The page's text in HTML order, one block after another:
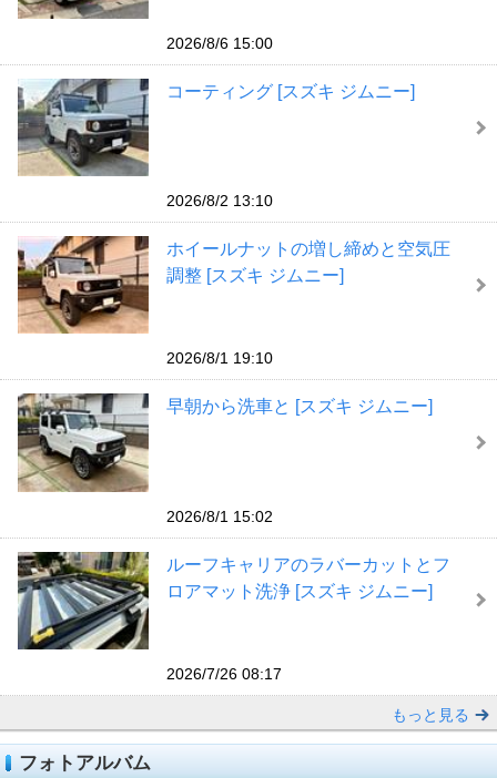
2026/8/6 15:00
コーティング [スズキ ジムニー]
2026/8/2 13:10
ホイールナットの増し締めと空気圧
調整 [スズキ ジムニー]
2026/8/1 19:10
早朝から洗車と [スズキ ジムニー]
2026/8/1 15:02
ルーフキャリアのラバーカットとフ
ロアマット洗浄 [スズキ ジムニー]
2026/7/26 08:17
もっと見る
フォトアルバム